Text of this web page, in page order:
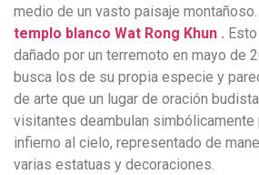
medio de un vasto paisaje montañoso.
templo blanco Wat Rong Khun .
dañado por un terremoto en mayo de
busca los de su propia especie y
de arte que un lugar de oración
visitantes deambulan simbólicamente
infierno al cielo, representado de
varias estatuas y decoraciones.